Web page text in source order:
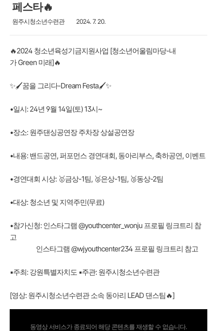
페스타🔥
원주시청소년수련관 2024. 7. 20.
🔥2024 청소년육성기금지원사업 [청소년어울림마당-내
가 Green 미래]🔥
✨🖌꿈을 그리다-Dream Festa🖌✨
•일시: 24년 9월 14일(토) 13시~
•장소: 원주댄싱공연장 주차장 상설공연장
•내용: 밴드공연, 퍼포먼스 경연대회, 동아리부스, 축하공연, 이벤트
•경연대회 시상: 🥇금상-1팀, 🥈은상-1팀, 🥉동상-2팀
•대상: 청소년 및 지역주민(무료)
•참가신청: 인스타그램 @youthcenter_wonju 프로필 링크트리 참
고
인스타그램 @wjyouthcenter234 프로필 링크트리 참고
▪주최: 강원특별자치도 ▪주관: 원주시청소년수련관
[영상: 원주시청소년수련관 소속 동아리 LEAD 댄스팀🔥]
동영상 서비스가 종료되어 해당 콘텐츠를 재생할 수 없습니다.